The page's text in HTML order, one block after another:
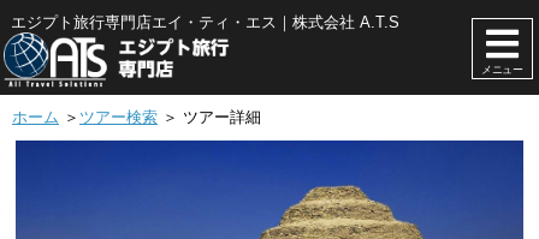
エジプト旅行専門店エイ・ティ・エス｜株式会社 A.T.S
メニュー
ホーム ＞ ツアー検索 ＞ ツアー詳細